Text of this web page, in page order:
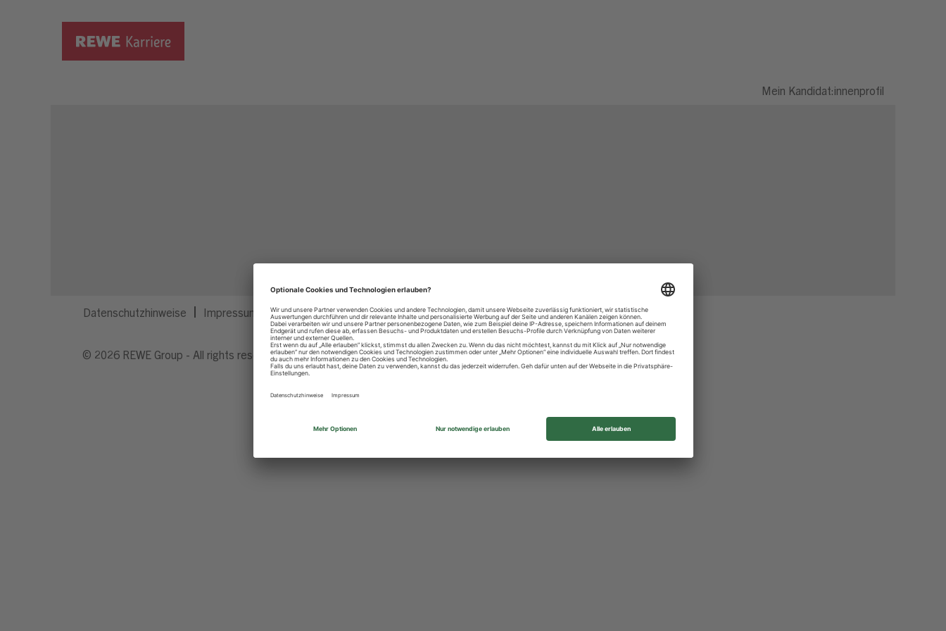
Mein Kandidat:innenprofil
Datenschutzhinweise Impressum Privatsphäre-Einstellungen
© 2026 REWE Group - All rights reserved